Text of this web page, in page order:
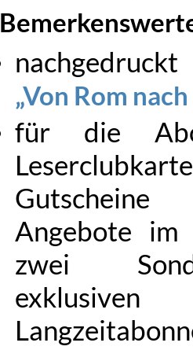
Von Rom
für die
Angebote im
zwei